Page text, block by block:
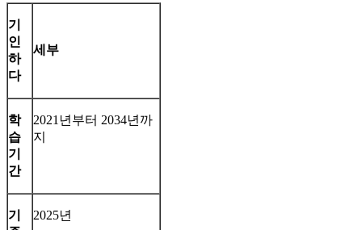
기
인
하
다
세부
학
습
기
간
2021년부터 2034년까
지
기
2025년